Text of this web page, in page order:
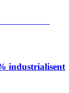
industrialisent